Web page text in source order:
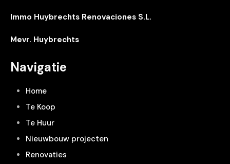
Immo Huybrechts Renovaciones S.L.
Mevr. Huybrechts
Navigatie
Home
Te Koop
Te Huur
Nieuwbouw projecten
Renovaties